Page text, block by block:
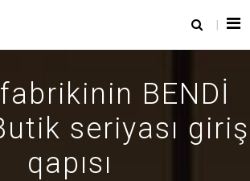
BENDİ
seriyası giriş
qapısı